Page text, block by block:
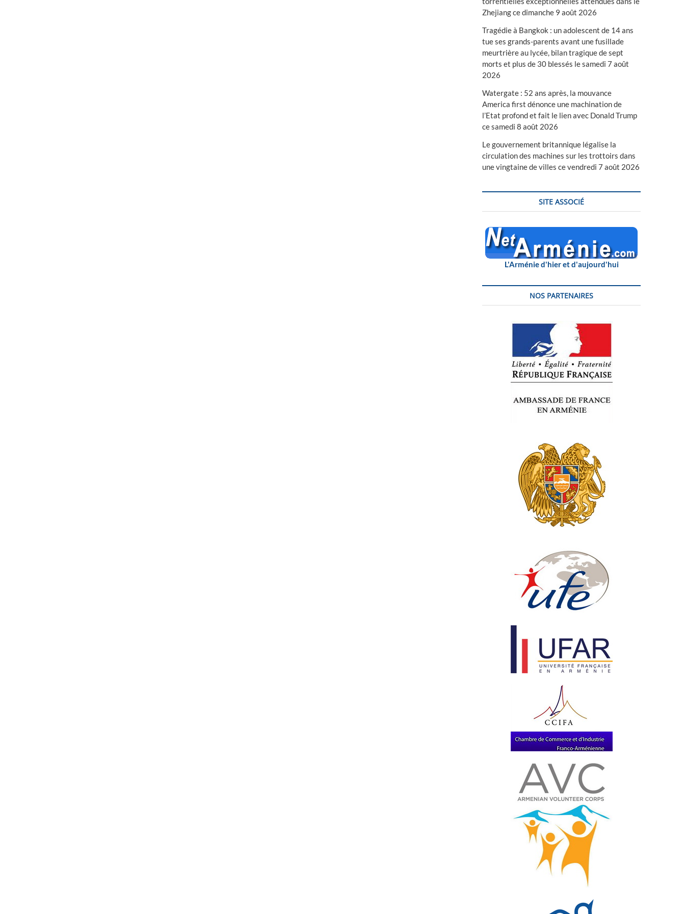
Zhejiang ce dimanche 9 août 2026
Tragédie à Bangkok : un adolescent de 14 ans
tue ses grands-parents avant une fusillade
meurtrière au lycée, bilan tragique de sept
morts et plus de 30 blessés le samedi 7 août
2026
Watergate : 52 ans après, la mouvance
America first dénonce une machination de
l’Etat profond et fait le lien avec Donald Trump
ce samedi 8 août 2026
Le gouvernement britannique légalise la
circulation des machines sur les trottoirs dans
une vingtaine de villes ce vendredi 7 août 2026
SITE ASSOCIÉ
L'Arménie d'hier et d'aujourd'hui
NOS PARTENAIRES